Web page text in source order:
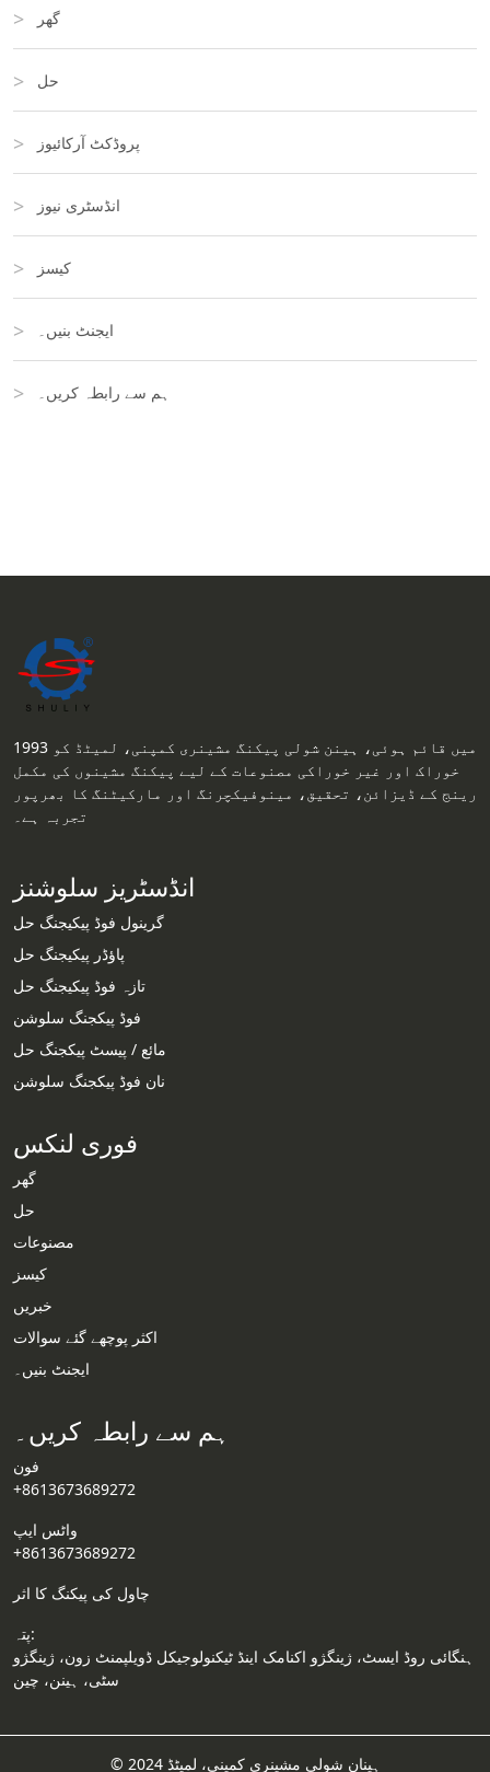
گھر
حل
پروڈکٹ آرکائیوز
انڈسٹری نیوز
کیسز
ایجنٹ بنیں۔
ہم سے رابطہ کریں۔
1993 میں قائم ہوئی، ہینن شولی پیکنگ مشینری کمپنی، لمیٹڈ کو
خوراک اور غیر خوراکی مصنوعات کے لیے پیکنگ مشینوں کی مکمل
رینج کے ڈیزائن، تحقیق، مینوفیکچرنگ اور مارکیٹنگ کا بھرپور
تجربہ ہے۔
انڈسٹریز سلوشنز
گرینول فوڈ پیکیجنگ حل
پاؤڈر پیکیجنگ حل
تازہ فوڈ پیکیجنگ حل
فوڈ پیکجنگ سلوشن
مائع / پیسٹ پیکجنگ حل
نان فوڈ پیکجنگ سلوشن
فوری لنکس
گھر
حل
مصنوعات
کیسز
خبریں
اکثر پوچھے گئے سوالات
ایجنٹ بنیں۔
ہم سے رابطہ کریں۔
فون
+8613673689272
واٹس ایپ
+8613673689272
چاول کی پیکنگ کا اثر
پتہ:
ہنگائی روڈ ایسٹ، ژینگژو اکنامک اینڈ ٹیکنولوجیکل ڈویلپمنٹ زون، ژینگژو
سٹی، ہینن، چین
© 2024 ہینان شولی مشینری کمپنی، لمیٹڈ